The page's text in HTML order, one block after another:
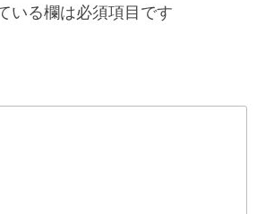
いる欄は必須項目です